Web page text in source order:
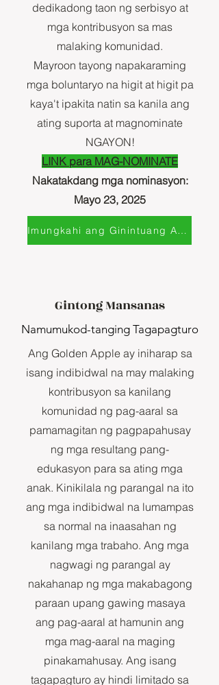
dedikadong taon ng serbisyo at
mga kontribusyon sa mas
malaking komunidad.
Mayroon tayong napakaraming
mga boluntaryo na higit at higit pa
kaya't ipakita natin sa kanila ang
ating suporta at magnominate
NGAYON!
LINK para MAG-NOMINATE
Nakatakdang mga nominasyon:
Mayo 23, 2025
Imungkahi ang Ginintuang Acorn
Gintong Mansanas
Namumukod-tanging Tagapagturo
Ang Golden Apple ay iniharap sa
isang indibidwal na may malaking
kontribusyon sa kanilang
komunidad ng pag-aaral sa
pamamagitan ng pagpapahusay
ng mga resultang pang-
edukasyon para sa ating mga
anak. Kinikilala ng parangal na ito
ang mga indibidwal na lumampas
sa normal na inaasahan ng
kanilang mga trabaho. Ang mga
nagwagi ng parangal ay
nakahanap ng mga makabagong
paraan upang gawing masaya
ang pag-aaral at hamunin ang
mga mag-aaral na maging
pinakamahusay. Ang isang
tagapagturo ay hindi limitado sa